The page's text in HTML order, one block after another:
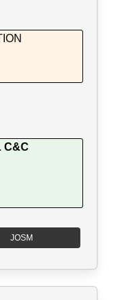
C&C
JOSM